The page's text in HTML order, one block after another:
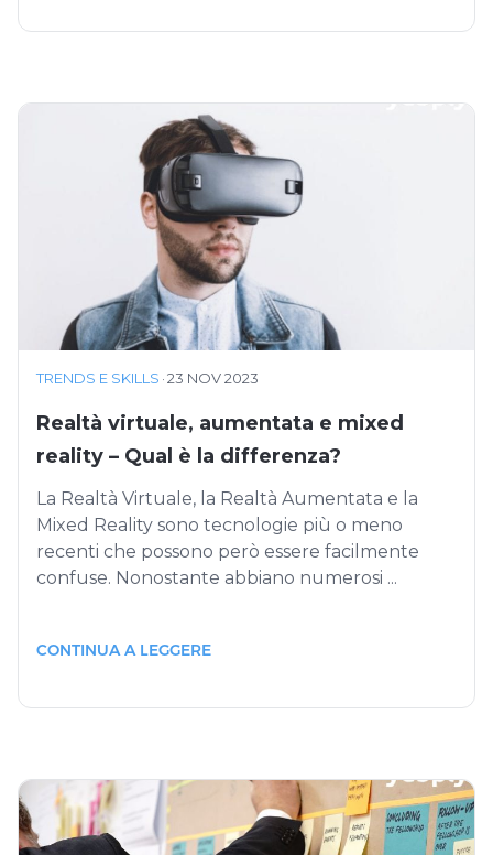
TRENDS E SKILLS ·23 NOV 2023
Realtà virtuale, aumentata e mixed
reality – Qual è la differenza?
La Realtà Virtuale, la Realtà Aumentata e la
Mixed Reality sono tecnologie più o meno
recenti che possono però essere facilmente
confuse. Nonostante abbiano numerosi ...
CONTINUA A LEGGERE